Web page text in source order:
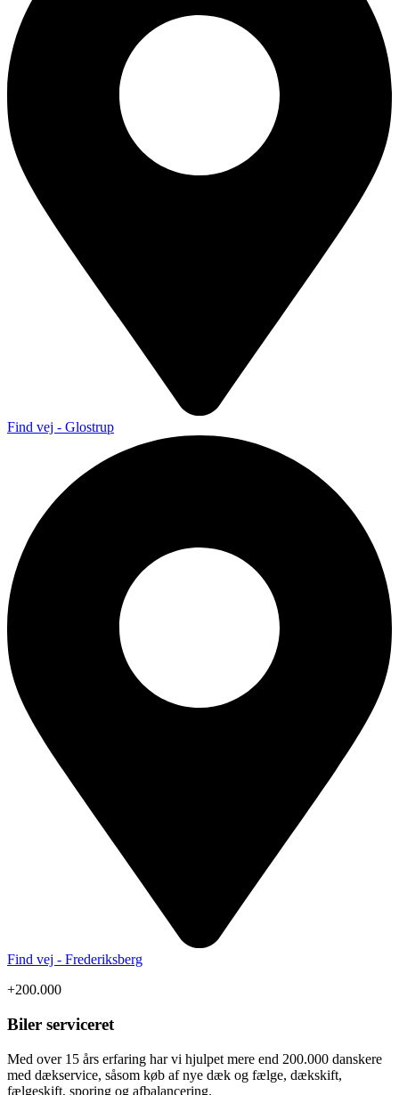
Find vej - Glostrup
Find vej - Frederiksberg
+200.000
Biler serviceret
Med over 15 års erfaring har vi hjulpet mere end 200.000 danskere
med dækservice, såsom køb af nye dæk og fælge, dækskift,
fælgeskift, sporing og afbalancering.